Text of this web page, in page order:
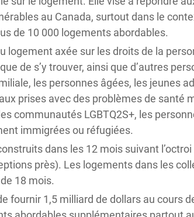
au Canada, surtout dans le
de 10 000 logements abordables.
logement axée sur les droits de la
de s’y trouver, ainsi que d’autres
les personnes âgées, les jeunes
prises avec des problèmes de santé
communautés LGBTQ2S+, les
immigrées ou réfugiées.
dans les 12 mois suivant
près). Les logements dans les
18 mois.
fournir 1,5 milliard de dollars au cours